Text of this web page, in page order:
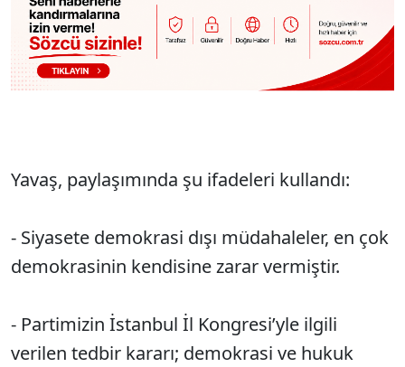
Yavaş, paylaşımında şu ifadeleri kullandı:
- Siyasete demokrasi dışı müdahaleler, en çok
demokrasinin kendisine zarar vermiştir.
- Partimizin İstanbul İl Kongresi’yle ilgili
verilen tedbir kararı; demokrasi ve hukuk